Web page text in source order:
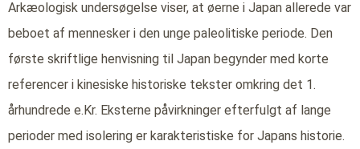
Arkæologisk undersøgelse viser, at øerne i Japan allerede var
beboet af mennesker i den unge paleolitiske periode. Den
første skriftlige henvisning til Japan begynder med korte
referencer i kinesiske historiske tekster omkring det 1.
århundrede e.Kr. Eksterne påvirkninger efterfulgt af lange
perioder med isolering er karakteristiske for Japans historie.